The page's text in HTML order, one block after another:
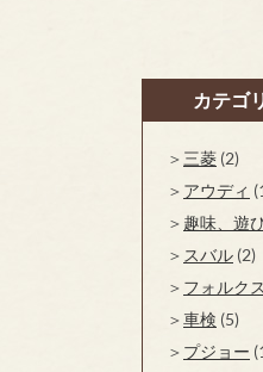
カテゴ
三菱 (2)
アウディ
趣味、遊
スバル (2)
フォルク
車検 (5)
プジョー